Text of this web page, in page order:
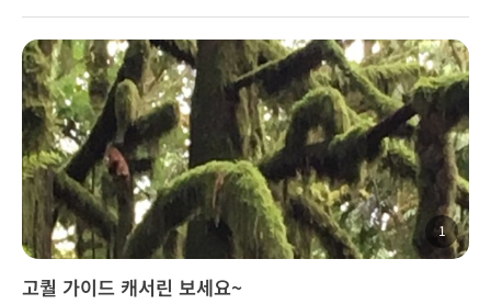
1
고퀄 가이드 캐서린 보세요~